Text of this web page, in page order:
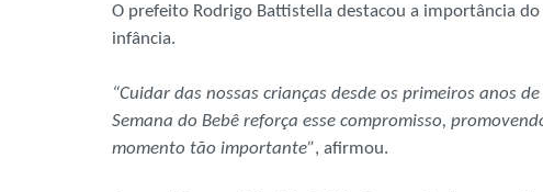
O prefeito Rodrigo Battistella destacou a importância
infância.
“Cuidar das nossas crianças desde os primeiros anos
Semana do Bebê reforça esse compromisso,
momento tão importante”, afirmou.